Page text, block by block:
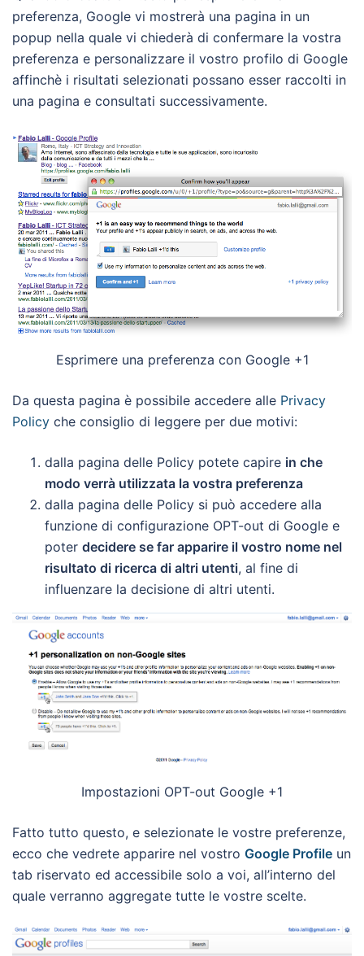
preferenza, Google vi mostrerà una pagina in un
popup nella quale vi chiederà di confermare la vostra
preferenza e personalizzare il vostro profilo di Google
affinchè i risultati selezionati possano esser raccolti in
una pagina e consultati successivamente.
Esprimere una preferenza con Google +1
Da questa pagina è possibile accedere alle Privacy
Policy che consiglio di leggere per due motivi:
dalla pagina delle Policy potete capire in che
modo verrà utilizzata la vostra preferenza
dalla pagina delle Policy si può accedere alla
funzione di configurazione OPT-out di Google e
poter decidere se far apparire il vostro nome nel
risultato di ricerca di altri utenti, al fine di
influenzare la decisione di altri utenti.
Impostazioni OPT-out Google +1
Fatto tutto questo, e selezionate le vostre preferenze,
ecco che vedrete apparire nel vostro Google Profile un
tab riservato ed accessibile solo a voi, all’interno del
quale verranno aggregate tutte le vostre scelte.